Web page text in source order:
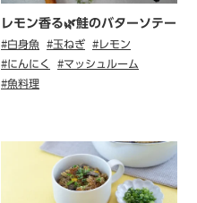
レモン香る🌿鮭のバターソテー
#白身魚 #玉ねぎ
#レモン
#にんにく
#マッシュルーム
#魚料理